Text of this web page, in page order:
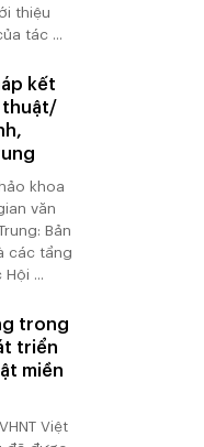
thiệu
tác ...
kết
thuật/
khoa
văn
Bản
các tầng
...
trong
triển
miền
Việt